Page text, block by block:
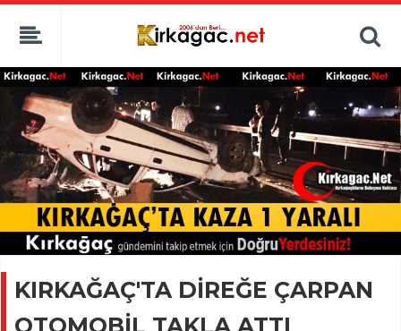
KIRKAĞAÇ'TA DİREĞE ÇARPAN
OTOMOBİL TAKLA ATTI